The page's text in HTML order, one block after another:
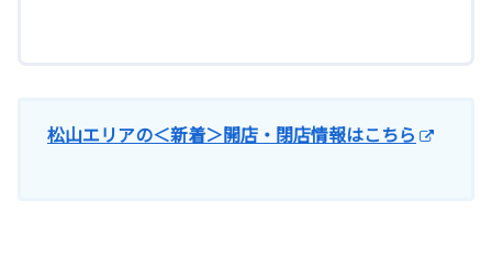
松山エリアの＜新着＞開店・閉店情報はこちら